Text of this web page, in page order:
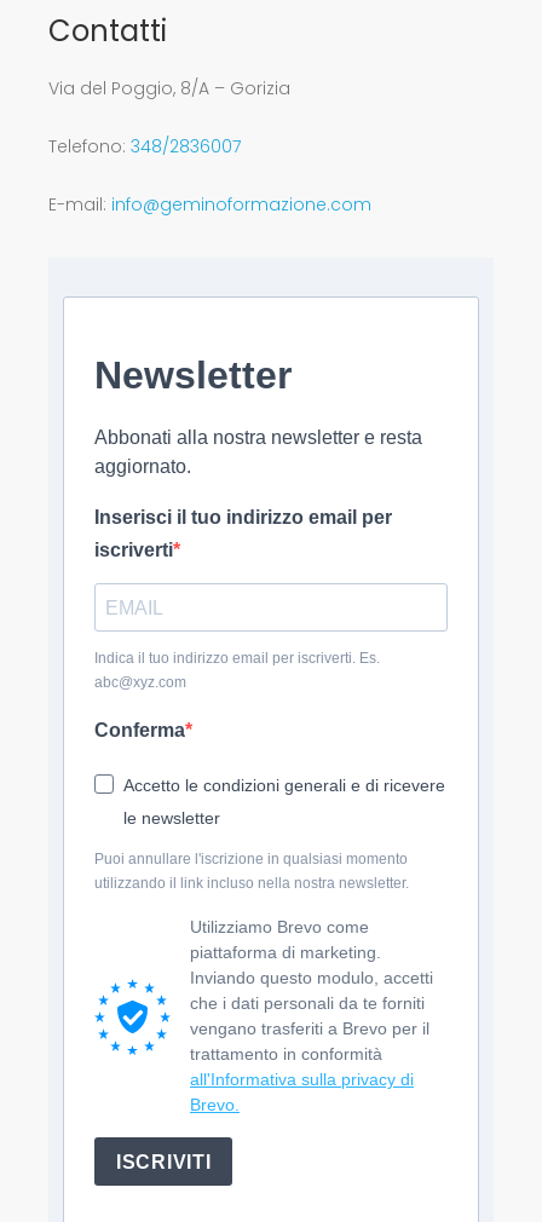
Contatti
Via del Poggio, 8/A – Gorizia
Telefono: 348/2836007
E-mail: info@geminoformazione.com
Newsletter
Abbonati alla nostra newsletter e resta
aggiornato.
Inserisci il tuo indirizzo email per
iscriverti
Indica il tuo indirizzo email per iscriverti. Es.
abc@xyz.com
Conferma
Accetto le condizioni generali e di ricevere
le newsletter
Puoi annullare l'iscrizione in qualsiasi momento
utilizzando il link incluso nella nostra newsletter.
Utilizziamo Brevo come
piattaforma di marketing.
Inviando questo modulo, accetti
che i dati personali da te forniti
vengano trasferiti a Brevo per il
trattamento in conformità
all'Informativa sulla privacy di
Brevo.
ISCRIVITI